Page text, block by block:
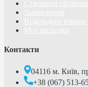
Контакти
04116 м. Київ,
+38 (067) 513-